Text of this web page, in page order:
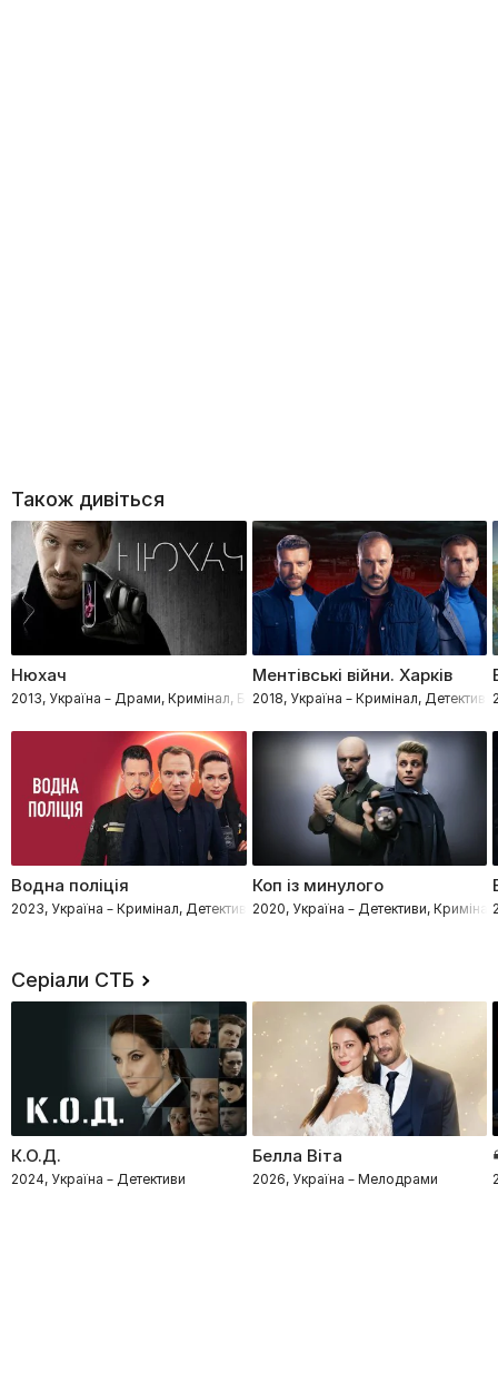
Також дивіться
Нюхач
2013, Україна – Драми, Кримінал, Бойовики, Детективи, Процедурали
Ментівські війни. Харків
2018, Україна – Кримінал,
Водна поліція
2023, Україна – Кримінал, Детективи, Комедії, Процедурали
Коп із минулого
2020, Україна – Детективи,
Серіали СТБ
К.О.Д.
2024, Україна – Детективи
Белла Віта
2026, Україна – Мелодрами